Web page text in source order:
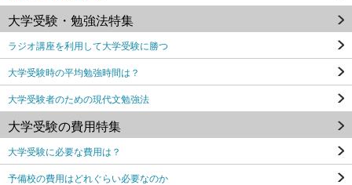
大学受験・勉強法特集
ラジオ講座を利用して大学受験に勝つ
大学受験時の平均勉強時間は？
大学受験者のための現代文勉強法
大学受験の費用特集
大学受験に必要な費用は？
予備校の費用はどれぐらい必要なのか